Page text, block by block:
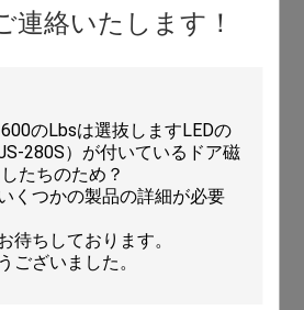
連絡いたします！